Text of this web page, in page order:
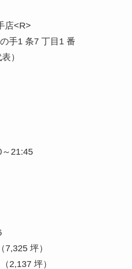
店<R>
手1 条7 丁目1 番
）
21:45
坪）
2,137 坪）